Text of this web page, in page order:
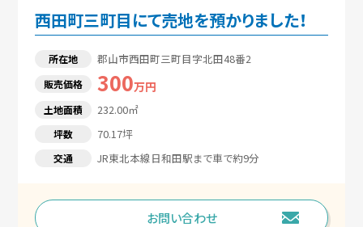
買いたい
BUY
借りたい
西田町三町目にて売地を預かりました！
所在地 郡山市西田町三町目字北田48番2
販売価格 300万円
土地面積 232.00㎡
坪数 70.17坪
交通 JR東北本線日和田駅まで車で約9分
お問い合わせ